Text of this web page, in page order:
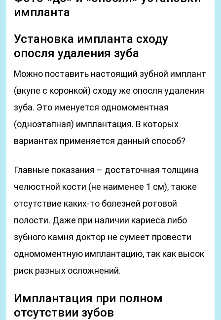
импланта
Установка импланта сходу
опосля удаления зуба
Можно поставить настоящий зубной имплант
(вкупе с коронкой) сходу же опосля удаления
зуба. Это именуется одномоментная
(одноэтапная) имплантация. В которых
вариантах применяется данный способ?
Главные показания – достаточная толщина
челюстной кости (не наименее 1 см), также
отсутствие каких-то болезней ротовой
полости. Даже при наличии кариеса либо
зубного камня доктор не сумеет провести
одномоментную имплантацию, так как высок
риск разных осложнений.
Имплантация при полном
отсутствии зубов